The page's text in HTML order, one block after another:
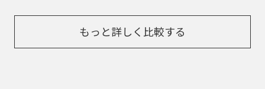
もっと詳しく比較する